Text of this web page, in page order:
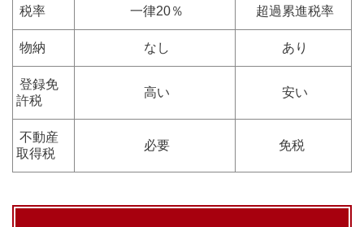
税率 一律20％ 超過累進税率
物納 なし あり
登録免
許税
高い 安い
不動産
取得税
必要 免税